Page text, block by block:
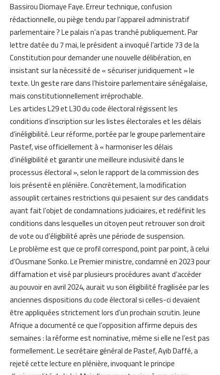
Bassirou Diomaye Faye. Erreur technique, confusion
rédactionnelle, ou piège tendu par l’appareil administratif
parlementaire ? Le palais n’a pas tranché publiquement. Par
lettre datée du 7 mai, le président a invoqué l’article 73 de la
Constitution pour demander une nouvelle délibération, en
insistant sur la nécessité de « sécuriser juridiquement » le
texte. Un geste rare dans l’histoire parlementaire sénégalaise,
mais constitutionnellement irréprochable.
Les articles L29 et L30 du code électoral régissent les
conditions d’inscription sur les listes électorales et les délais
d’inéligibilité. Leur réforme, portée par le groupe parlementaire
Pastef, vise officiellement à « harmoniser les délais
d’inéligibilité et garantir une meilleure inclusivité dans le
processus électoral », selon le rapport de la commission des
lois présenté en plénière. Concrètement, la modification
assouplit certaines restrictions qui pesaient sur des candidats
ayant fait l’objet de condamnations judiciaires, et redéfinit les
conditions dans lesquelles un citoyen peut retrouver son droit
de vote ou d’éligibilité après une période de suspension.
Le problème est que ce profil correspond, point par point, à celui
d’Ousmane Sonko. Le Premier ministre, condamné en 2023 pour
diffamation et visé par plusieurs procédures avant d’accéder
au pouvoir en avril 2024, aurait vu son éligibilité fragilisée par les
anciennes dispositions du code électoral si celles-ci devaient
être appliquées strictement lors d’un prochain scrutin. Jeune
Afrique a documenté ce que l’opposition affirme depuis des
semaines : la réforme est nominative, même si elle ne l’est pas
formellement. Le secrétaire général de Pastef, Ayib Daffé, a
rejeté cette lecture en plénière, invoquant le principe